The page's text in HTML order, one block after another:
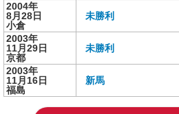
2004年
8月28日
小倉
未勝利
2003年
11月29日
京都
未勝利
2003年
11月16日
福島
新馬